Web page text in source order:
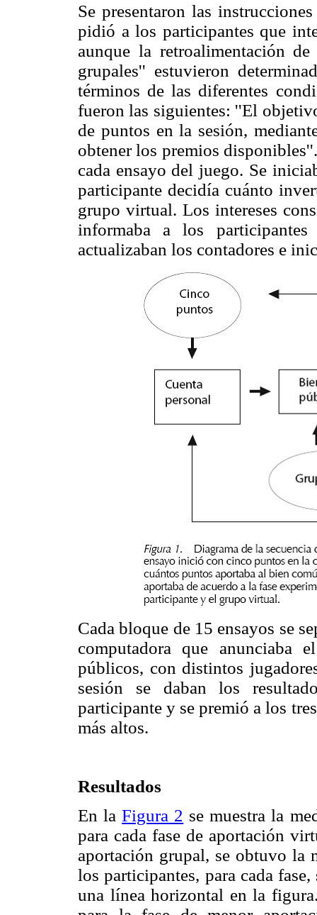
Se presentaron las
pidió a los participantes que
aunque la retroalimentación
grupales'' estuvieron
términos de las diferentes
fueron las siguientes: ''El
de puntos en la sesión,
obtener los premios
cada ensayo del juego. Se
participante decidía cuánto
grupo virtual. Los intereses
informaba a los
actualizaban los contadores e
Cada bloque de 15 ensayos se
computadora que
públicos, con distintos
sesión se daban los
participante y se premió a los
más altos.
Resultados
En laFigura 2 se muestra la
para cada fase de aportación
aportación grupal, se obtuvo
los participantes, para cada
una línea horizontal en la